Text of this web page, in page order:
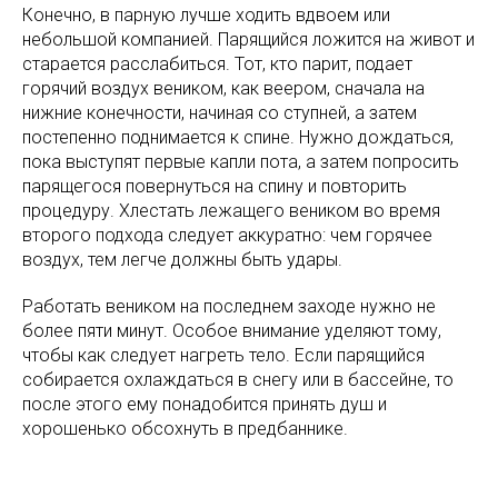
Конечно, в парную лучше ходить вдвоем или
небольшой компанией. Парящийся ложится на живот и
старается расслабиться. Тот, кто парит, подает
горячий воздух веником, как веером, сначала на
нижние конечности, начиная со ступней, а затем
постепенно поднимается к спине. Нужно дождаться,
пока выступят первые капли пота, а затем попросить
парящегося повернуться на спину и повторить
процедуру. Хлестать лежащего веником во время
второго подхода следует аккуратно: чем горячее
воздух, тем легче должны быть удары.
Работать веником на последнем заходе нужно не
более пяти минут. Особое внимание уделяют тому,
чтобы как следует нагреть тело. Если парящийся
собирается охлаждаться в снегу или в бассейне, то
после этого ему понадобится принять душ и
хорошенько обсохнуть в предбаннике.